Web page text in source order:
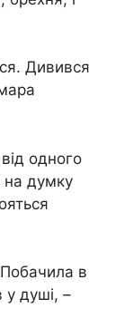
Дивився
одного
на думку
в
у душі, –